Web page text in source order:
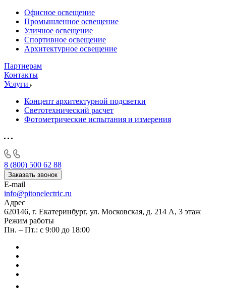
Офисное освещение
Промышленное освещение
Уличное освещение
Спортивное освещение
Архитектурное освещение
Партнерам
Контакты
Услуги
Концепт архитектурной подсветки
Светотехнический расчет
Фотометрические испытания и измерения
8 (800) 500 62 88
Заказать звонок
E-mail
info@pitonelectric.ru
Адрес
620146, г. Екатеринбург, ул. Московская, д. 214 А, 3 этаж
Режим работы
Пн. – Пт.: с 9:00 до 18:00